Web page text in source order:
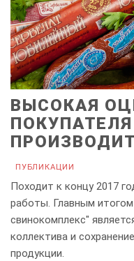
ВЫСОКАЯ
ПУБЛИКАЦИИ
Походит к концу 2017
работы. Главным
свинокомплекс"
коллектива и
продукции.